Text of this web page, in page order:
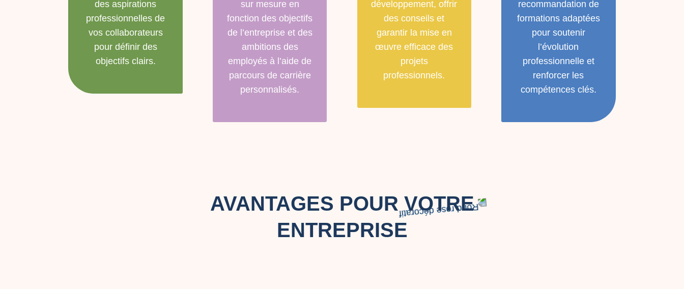
des aspirations
professionnelles de
vos collaborateurs
pour définir des
objectifs clairs.
sur mesure en
fonction des objectifs
de l’entreprise et des
ambitions des
employés à l’aide de
parcours de carrière
personnalisés.
développement, offrir
des conseils et
garantir la mise en
œuvre efficace des
projets
professionnels.
recommandation de
formations adaptées
pour soutenir
l’évolution
professionnelle et
renforcer les
compétences clés.
AVANTAGES POUR VOTRE
ENTREPRISE